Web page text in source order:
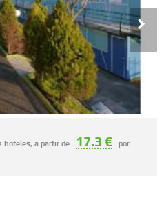
hoteles, a partir de 17.3 € por